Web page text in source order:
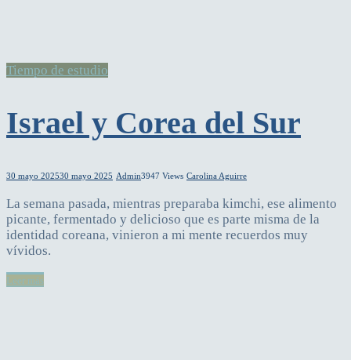
Tiempo de estudio
Israel y Corea del Sur
30 mayo 202530 mayo 2025 Admin3947 Views Carolina Aguirre
La semana pasada, mientras preparaba kimchi, ese alimento
picante, fermentado y delicioso que es parte misma de la
identidad coreana, vinieron a mi mente recuerdos muy
vívidos.
Leer más